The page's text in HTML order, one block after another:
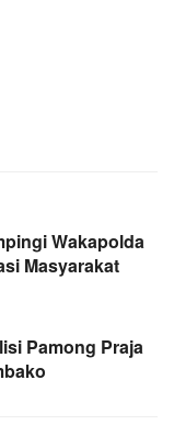
Wakapolda
Masyarakat
Pamong Praja